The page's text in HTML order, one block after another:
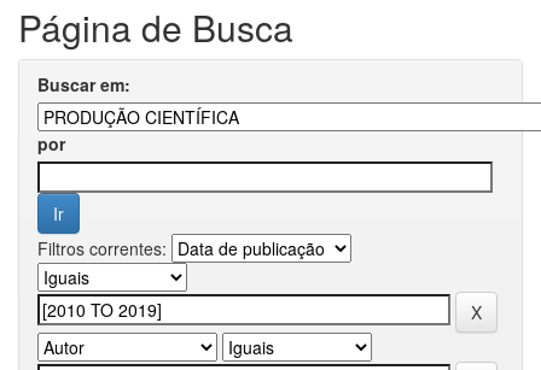
Página de Busca
Buscar em:
por
Filtros correntes: